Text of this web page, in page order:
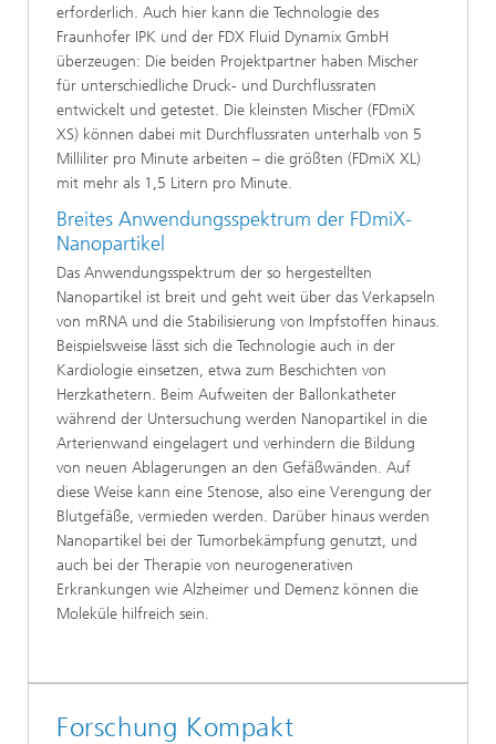
erforderlich. Auch hier kann die Technologie des
Fraunhofer IPK und der FDX Fluid Dynamix GmbH
überzeugen: Die beiden Projektpartner haben Mischer
für unterschiedliche Druck- und Durchflussraten
entwickelt und getestet. Die kleinsten Mischer (FDmiX
XS) können dabei mit Durchflussraten unterhalb von 5
Milliliter pro Minute arbeiten – die größten (FDmiX XL)
mit mehr als 1,5 Litern pro Minute.
Breites Anwendungsspektrum der FDmiX-
Nanopartikel
Das Anwendungsspektrum der so hergestellten
Nanopartikel ist breit und geht weit über das Verkapseln
von mRNA und die Stabilisierung von Impfstoffen hinaus.
Beispielsweise lässt sich die Technologie auch in der
Kardiologie einsetzen, etwa zum Beschichten von
Herzkathetern. Beim Aufweiten der Ballonkatheter
während der Untersuchung werden Nanopartikel in die
Arterienwand eingelagert und verhindern die Bildung
von neuen Ablagerungen an den Gefäßwänden. Auf
diese Weise kann eine Stenose, also eine Verengung der
Blutgefäße, vermieden werden. Darüber hinaus werden
Nanopartikel bei der Tumorbekämpfung genutzt, und
auch bei der Therapie von neurogenerativen
Erkrankungen wie Alzheimer und Demenz können die
Moleküle hilfreich sein.
Forschung Kompakt